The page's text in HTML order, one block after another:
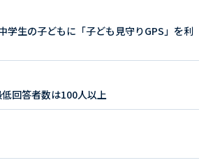
学生の子どもに「子ども見守りGPS」を利
回答者数は100人以上